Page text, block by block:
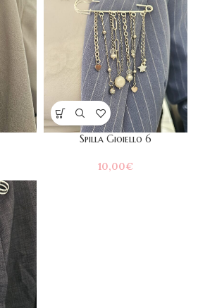
Spilla Gioiello 6
10,00€